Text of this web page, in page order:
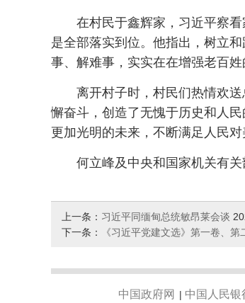
在村民于鑫辉家，习近平察
是全部落实到位。他指出，树立
事、解难事，实实在在增强老百姓
离开村子时，村民们热情欢
懈奋斗，创造了无愧于历史和人
更加光明的未来，不断满足人民
何立峰及中央和国家机关有关
上一条： 习近平同缅甸总统敏昂莱会谈
下一条：
《习近平党建文选》第一卷、第
中国政府网 | 中国人民银